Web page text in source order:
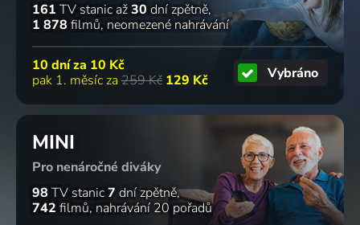
161 TV stanic až30 dní zpětně
1 878 filmů neomezené nahrávání
10 dní za 10 Kč
pak 1. měsíc za 259 Kč 129 Kč Vybráno
MINI
Pro nenáročné diváky
98 TV stanic7 dní zpětně
742 filmů nahrávání 20 pořadů